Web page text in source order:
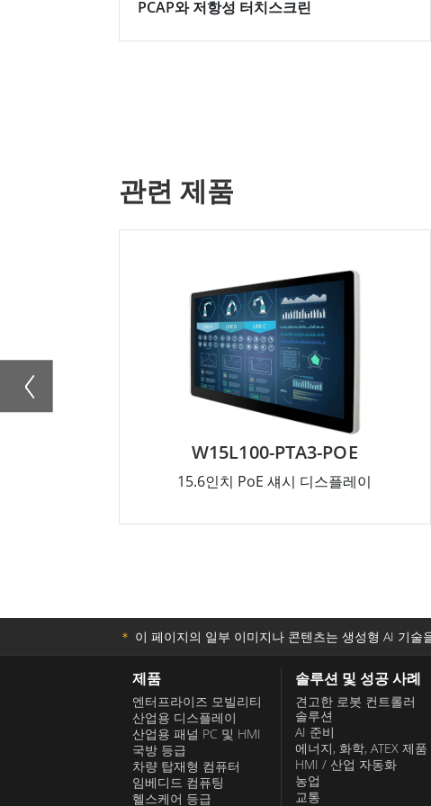
PCAP와 저항성 터치스크린
관련 제품
W15L100-PTA3-POE
15.6인치 PoE 섀시 디스플레이
＊ 이 페이지의 일부 이미지나 콘텐츠는 생성형 AI 기
제품
엔터프라이즈 모빌리티
산업용 디스플레이
산업용 패널 PC 및 HMI
국방 등급
차량 탑재형 컴퓨터
임베디드 컴퓨팅
헬스케어 등급
솔루션 및 성공 사례
견고한 로봇 컨트롤러
솔루션
AI 준비
에너지, 화학, ATEX 제품
HMI / 산업 자동화
농업
교통